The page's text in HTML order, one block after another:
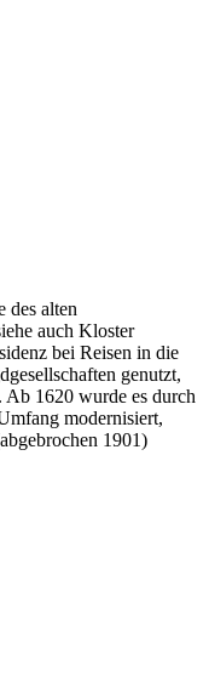
des alten
auch Kloster
bei Reisen in die
genutzt,
Ab 1620 wurde es durch
modernisiert,
1901)